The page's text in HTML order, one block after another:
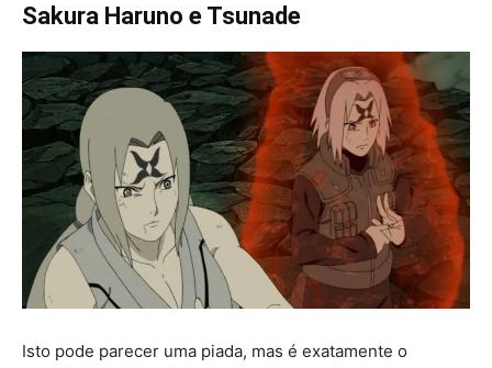
Sakura Haruno e Tsunade
Isto pode parecer uma piada, mas é exatamente o